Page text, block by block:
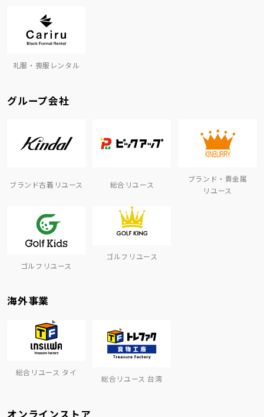
礼服・喪服レンタル
グループ会社
ブランド古着リユース 総合リユース
ブランド・貴金属
リユース
ゴルフリユース
ゴルフリユース
海外事業
総合リユース タイ
総合リユース 台湾
オンラインストア